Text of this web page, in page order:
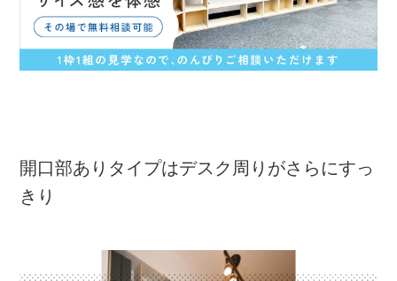
開口部ありタイプはデスク周りがさらにすっ
きり